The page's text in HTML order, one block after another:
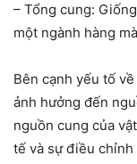
– Tổng cung:
một ngành hàng
Bên cạnh yếu tố
ảnh hưởng đến
nguồn cung của
tế và sự điều chỉnh